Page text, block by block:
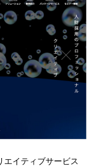
エイティブサービス